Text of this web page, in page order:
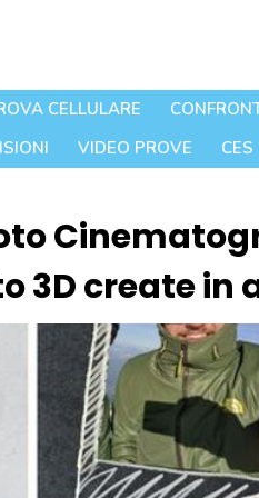
CELLULARE
VIDEO PROVE CES
3D create in